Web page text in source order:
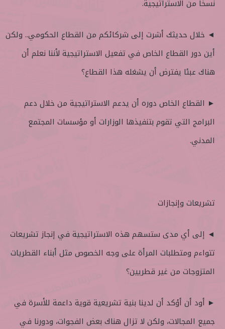
نسخا من الاستراتيجية.
◄ خلال حديثك أشرت إلى شركائكم من القطاع الحكومي.. ولكن
أين دور القطاع الخاص في تفعيل الاستراتيجية لأننا نعلم أن
هناك عبئا يفترض أن يشغله هذا القطاع؟
► القطاع الخاص دوره أن يدعم الاستراتيجية من خلال دعم
البرامج التي تقوم بتنفيذها الوزارات أو مؤسسات المجتمع
المدني.
تشريعات وإنجازات
◄ إلى أي مدى ستسهم هذه الاستراتيجية في إنجاز تشريعات
تتواءم ومتطلبات المرأة على وجه الخصوص مثل أبناء القطريات
المتزوجات من غير قطريين؟
► أود أن أؤكد أن لدينا بنية تشريعية قوية داعمة للأسرة في
جميع المجالات، ولكن لا تزال هناك بعض الفجوات، ودورنا في